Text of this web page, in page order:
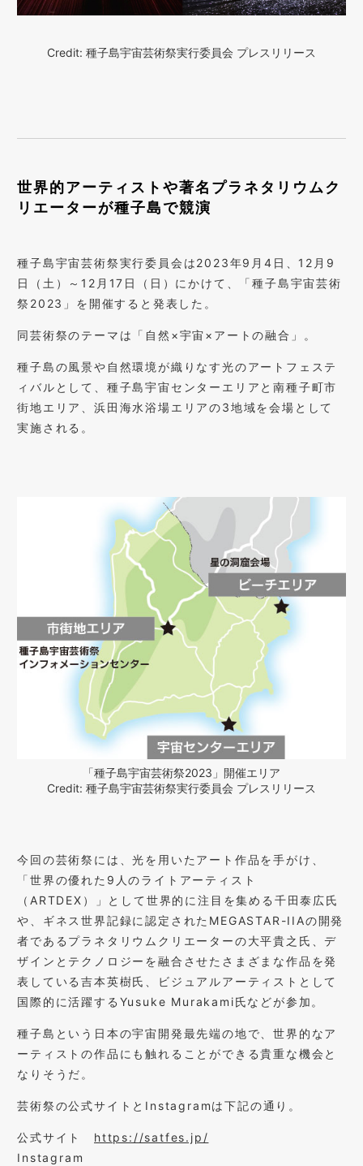
Credit: 種子島宇宙芸術祭実行委員会 プレスリリース
世界的アーティストや著名プラネタリウムク
リエーターが種子島で競演
種子島宇宙芸術祭実行委員会は2023年9月4日、12月9
日（土）～12月17日（日）にかけて、「種子島宇宙芸術
祭2023」を開催すると発表した。
同芸術祭のテーマは「自然×宇宙×アートの融合」。
種子島の風景や自然環境が織りなす光のアートフェステ
ィバルとして、種子島宇宙センターエリアと南種子町市
街地エリア、浜田海水浴場エリアの3地域を会場として
実施される。
「種子島宇宙芸術祭2023」開催エリア
Credit: 種子島宇宙芸術祭実行委員会 プレスリリース
今回の芸術祭には、光を用いたアート作品を手がけ、
「世界の優れた9人のライトアーティスト
（ARTDEX）」として世界的に注目を集める千田泰広氏
や、ギネス世界記録に認定されたMEGASTAR-IIAの開発
者であるプラネタリウムクリエーターの大平貴之氏、デ
ザインとテクノロジーを融合させたさまざまな作品を発
表している吉本英樹氏、ビジュアルアーティストとして
国際的に活躍するYusuke Murakami氏などが参加。
種子島という日本の宇宙開発最先端の地で、世界的なア
ーティストの作品にも触れることができる貴重な機会と
なりそうだ。
芸術祭の公式サイトとInstagramは下記の通り。
公式サイト https://satfes.jp/
Instagram